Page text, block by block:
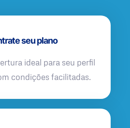
seu plano
ideal para seu perfil
condições facilitadas.